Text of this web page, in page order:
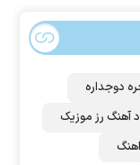
دوجداره
آهنگ رز‌ موزیک